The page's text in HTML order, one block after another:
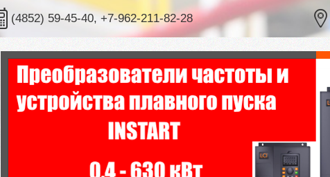
(4852) 59-45-40, +7-962-211-82-28